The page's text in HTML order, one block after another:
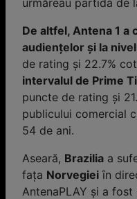
urmăreau partida de
De altfel, Antena 1 a
audienţelor și la
de rating și 22.7%
intervalul de Prime
puncte de rating și
publicului comercial
54 de ani.
Aseară, Braziliaa
fața Norvegieiȋn
AntenaPLAY și a